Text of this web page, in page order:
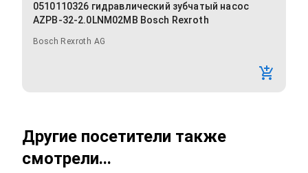
0510110326 гидравлический зубчатый насос
AZPB-32-2.0LNM02MB Bosch Rexroth
Bosch Rexroth AG
Другие посетители также
смотрели...